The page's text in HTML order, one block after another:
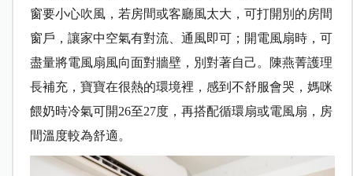
窗要小心吹風，若房間或客廳風太大，可打開別的房間
窗戶，讓家中空氣有對流、通風即可；開電風扇時，可
盡量將電風扇風向面對牆壁，別對著自己。陳燕菁護理
長補充，寶寶在很熱的環境裡，感到不舒服會哭，媽咪
餵奶時冷氣可開26至27度，再搭配循環扇或電風扇，房
間溫度較為舒適。